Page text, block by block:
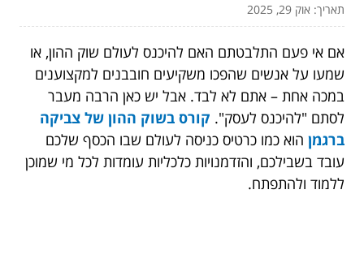
תאריך: אוק 29, 2025
אם אי פעם התלבטתם האם להיכנס לעולם שוק ההון, או
שמעו על אנשים שהפכו משקיעים חובבנים למקצוענים
במכה אחת – אתם לא לבד. אבל יש כאן הרבה מעבר
לסתם "להיכנס לעסק". קורס בשוק ההון של צביקה
ברגמן הוא כמו כרטיס כניסה לעולם שבו הכסף שלכם
עובד בשבילכם, והזדמנויות כלכליות עומדות לכל מי שמוכן
ללמוד ולהתפתח.